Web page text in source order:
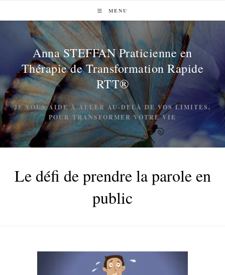
MENU
Anna STEFFAN Praticienne en
Thérapie de Transformation Rapide
RTT®
JE VOUS AIDE À ALLER AU-DELÀ DE VOS LIMITES,
POUR TRANSFORMER VOTRE VIE
Le défi de prendre la parole en
public